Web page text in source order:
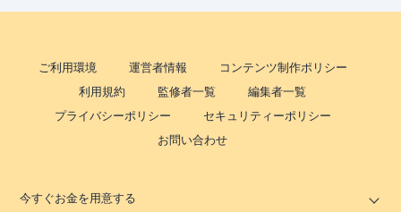
ご利用環境 運営者情報
コンテンツ制作ポリシー
利用規約
監修者一覧
編集者一覧
プライバシーポリシー
セキュリティーポリシー
お問い合わせ
今すぐお金を用意する